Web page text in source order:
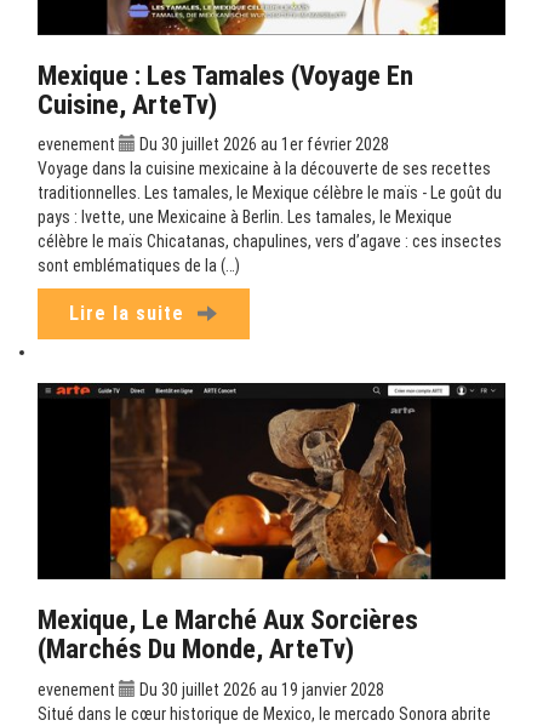
Mexique : Les Tamales (Voyage En
Cuisine, ArteTv)
evenement
Du 30 juillet 2026 au 1er février 2028
Voyage dans la cuisine mexicaine à la découverte de ses recettes
traditionnelles. Les tamales, le Mexique célèbre le maïs - Le goût du
pays : Ivette, une Mexicaine à Berlin. Les tamales, le Mexique
célèbre le maïs Chicatanas, chapulines, vers d’agave : ces insectes
sont emblématiques de la (…)
Lire la suite
Mexique, Le Marché Aux Sorcières
(Marchés Du Monde, ArteTv)
evenement
Du 30 juillet 2026 au 19 janvier 2028
Situé dans le cœur historique de Mexico, le mercado Sonora abrite